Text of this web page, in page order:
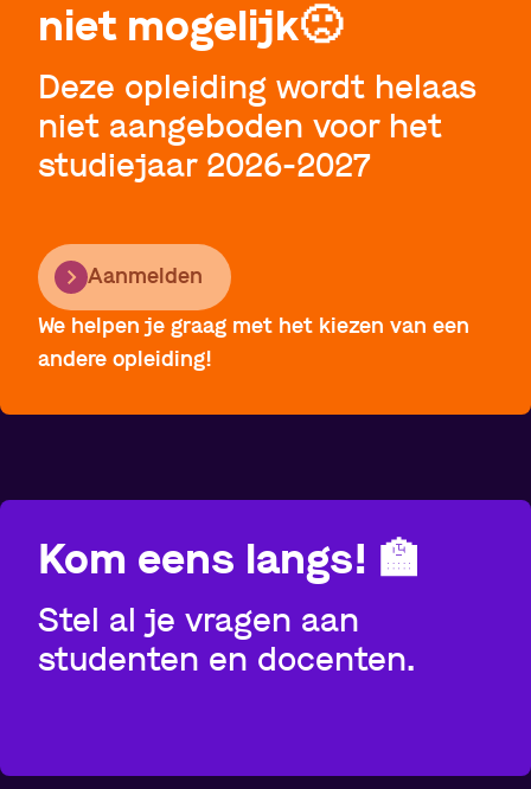
niet mogelijk🙁
Deze opleiding wordt helaas
niet aangeboden voor het
studiejaar 2026-2027
Aanmelden
We helpen je graag met het kiezen van een
andere opleiding!
Kom eens langs! 🏫
Stel al je vragen aan
studenten en docenten.